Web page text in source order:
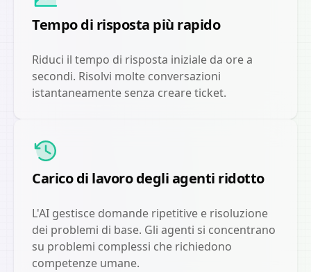
Tempo di risposta più rapido
Riduci il tempo di risposta iniziale da ore a
secondi. Risolvi molte conversazioni
istantaneamente senza creare ticket.
Carico di lavoro degli agenti ridotto
L'AI gestisce domande ripetitive e risoluzione
dei problemi di base. Gli agenti si concentrano
su problemi complessi che richiedono
competenze umane.